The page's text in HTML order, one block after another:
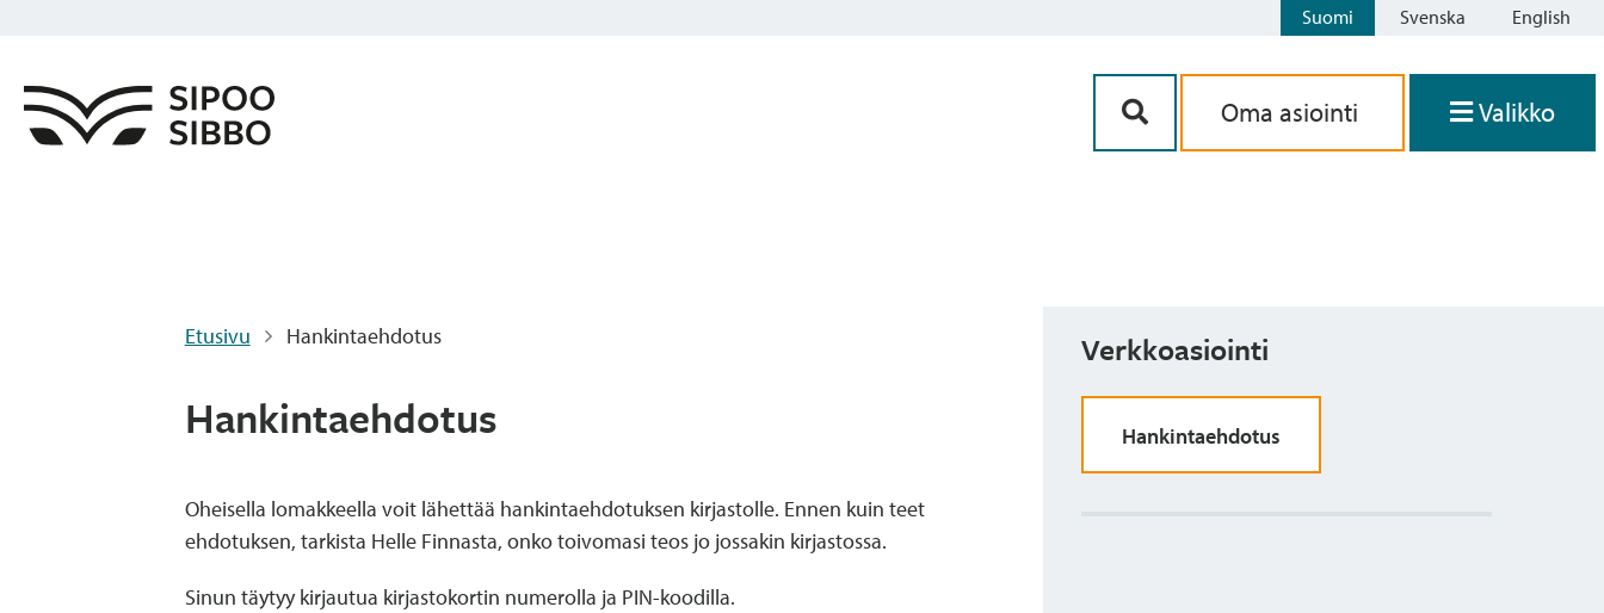
Suomi Svenska English
Oma asiointi Valikko
Etusivu Hankintaehdotus
Hankintaehdotus
Oheisella lomakkeella voit lähettää hankintaehdotuksen kirjastolle. Ennen kuin teet
ehdotuksen, tarkista Helle Finnasta, onko toivomasi teos jo jossakin kirjastossa.
Sinun täytyy kirjautua kirjastokortin numerolla ja PIN-koodilla.
Verkkoasiointi
Hankintaehdotus